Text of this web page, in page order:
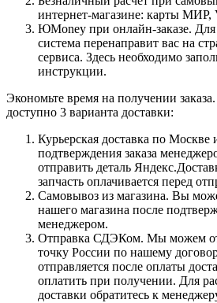
интернет-магазине: карты МИР,
ЮMoney при онлайн-заказе.
система перенаправит вас на
сервиса. Здесь необходимо
инструкции.
Экономьте время на получении
доступно 3 варианта доставки:
Курьерская доставка по Москве
подтверждения заказа
отправить деталь
запчасть оплачивается перед
Самовывоз из магазина. Вы
нашего магазина после
менеджером.
Отправка СДЭКом. Мы можем
точку России по нашему
отправляется после оплаты
оплатить при получении. Для
доставки обратитесь к